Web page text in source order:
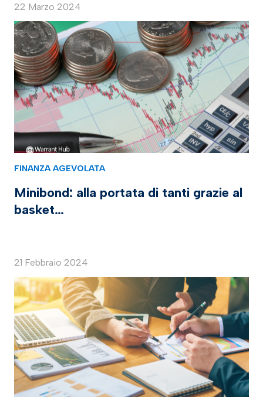
22 Marzo 2024
FINANZA AGEVOLATA
Minibond: alla portata di tanti grazie al
basket…
21 Febbraio 2024